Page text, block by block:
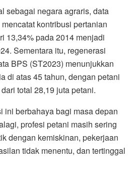
sebagai negara agraris, data
kontribusi pertanian
13,34% pada 2014 menjadi
Sementara itu, regenerasi
BPS (ST2023) menunjukkan
di atas 45 tahun, dengan petani
total 28,19 juta petani.
ini berbahaya bagi masa depan
profesi petani masih sering
dengan kemiskinan, pekerjaan
tidak menentu, dan tertinggal